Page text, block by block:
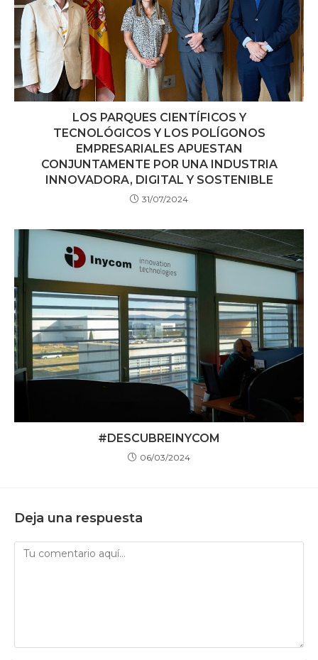
LOS PARQUES CIENTÍFICOS Y
TECNOLÓGICOS Y LOS POLÍGONOS
EMPRESARIALES APUESTAN
CONJUNTAMENTE POR UNA INDUSTRIA
INNOVADORA, DIGITAL Y SOSTENIBLE
31/07/2024
#DESCUBREINYCOM
06/03/2024
Deja una respuesta